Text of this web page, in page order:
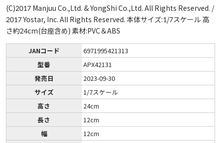
(C)2017 Manjuu Co.,Ltd. & YongShi Co.,Ltd. All Rights Reserved. /
2017 Yostar, Inc. All Rights Reserved. 本体サイズ:1/7スケール 高
さ約24cm(台座含め) 素材:PVC＆ABS
JANコード
6971995421313
型番
APX42131
発売日
2023-09-30
サイズ
1/7スケール
高さ
24cm
長さ
12cm
幅
12cm